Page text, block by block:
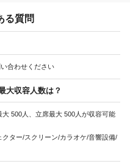
る質問
合わせください
大収容人数は？
500人、立席最大 500人が収容可能
ター/スクリーン/カラオケ/音響設備/